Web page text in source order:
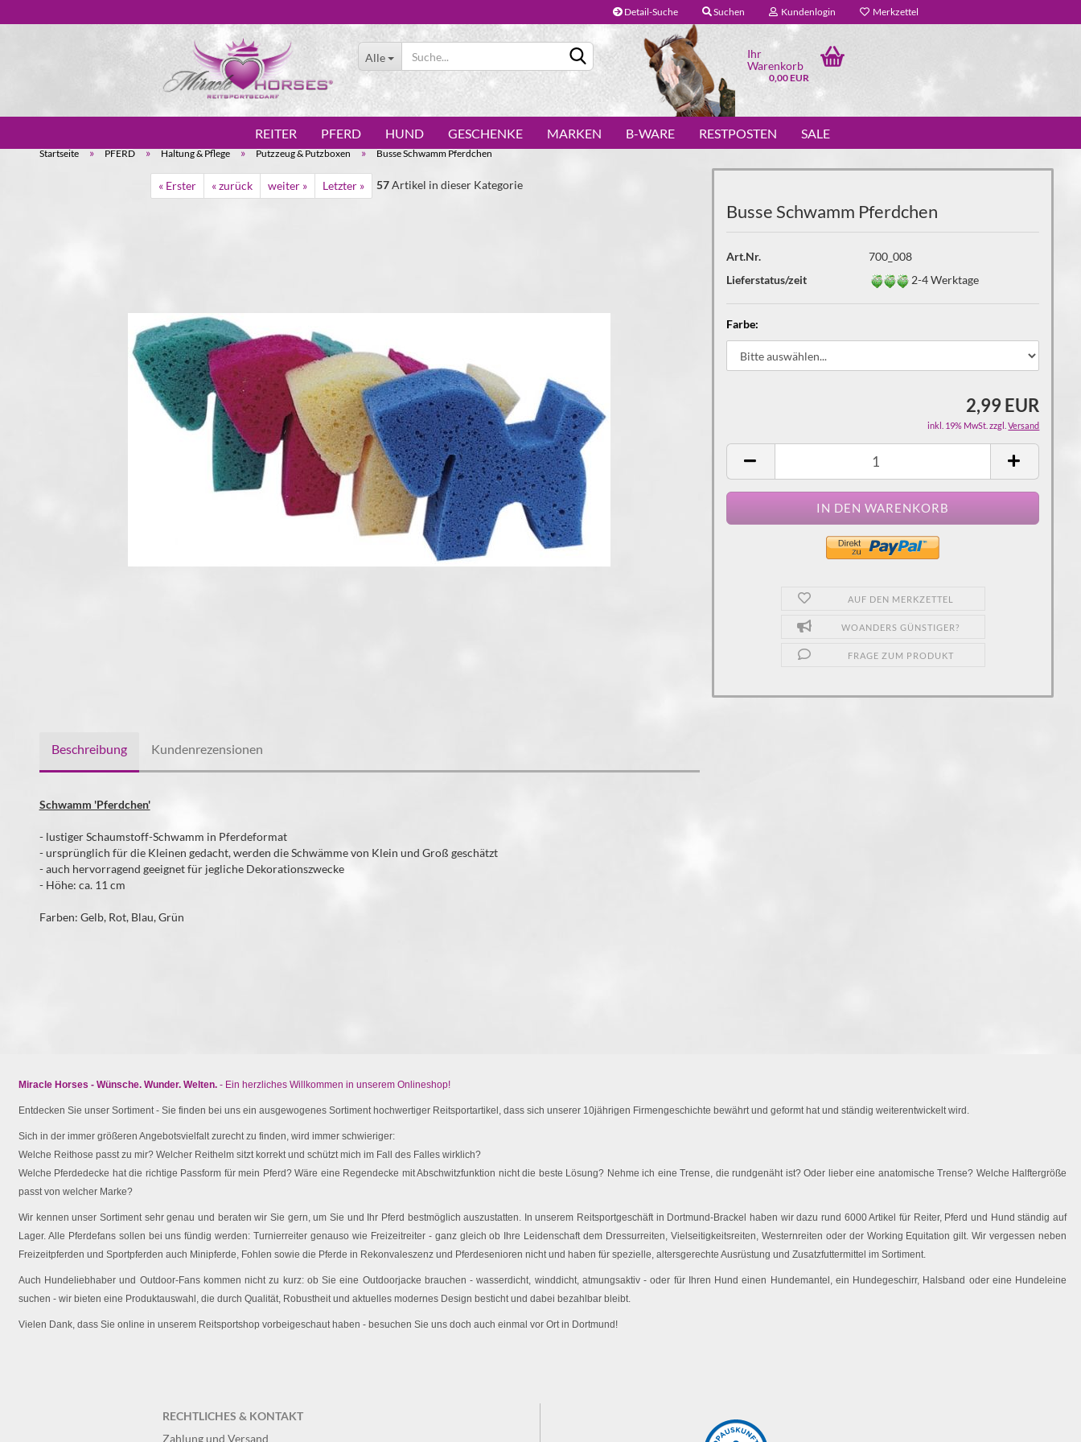
Detail-Suche Suchen Kundenlogin Merkzettel
Alle
Ihr
Warenkorb
0,00 EUR
REITER PFERD HUND GESCHENKE MARKEN B-WARE RESTPOSTEN SALE
Startseite » PFERD » Haltung & Pflege » Putzzeug & Putzboxen » Busse Schwamm Pferdchen
« Erster « zurück weiter » Letzter » 57Artikel in dieser Kategorie
Busse Schwamm Pferdchen
Art.Nr.
700_008
Lieferstatus/zeit
2-4 Werktage
Farbe:
2,99 EUR
inkl. 19% MwSt. zzgl.Versand
AUF DEN MERKZETTEL
WOANDERS GÜNSTIGER?
FRAGE ZUM PRODUKT
Beschreibung Kundenrezensionen
Schwamm 'Pferdchen'
- lustiger Schaumstoff-Schwamm in Pferdeformat
- ursprünglich für die Kleinen gedacht, werden die Schwämme von Klein und Groß geschätzt
- auch hervorragend geeignet für jegliche Dekorationszwecke
- Höhe: ca. 11 cm
Farben: Gelb, Rot, Blau, Grün
Miracle Horses - Wünsche. Wunder. Welten. - Ein herzliches Willkommen in unserem Onlineshop!
Entdecken Sie unser Sortiment - Sie finden bei uns ein ausgewogenes Sortiment hochwertiger Reitsportartikel, dass sich unserer 10jährigen Firmengeschichte bewährt und geformt hat und ständig weiterentwickelt wird.
Sich in der immer größeren Angebotsvielfalt zurecht zu finden, wird immer schwieriger:
Welche Reithose passt zu mir? Welcher Reithelm sitzt korrekt und schützt mich im Fall des Falles wirklich?
Welche Pferdedecke hat die richtige Passform für mein Pferd? Wäre eine Regendecke mit Abschwitzfunktion nicht die beste Lösung? Nehme ich eine Trense, die rundgenäht ist? Oder lieber eine anatomische Trense? Welche Halftergröße
passt von welcher Marke?
Wir kennen unser Sortiment sehr genau und beraten wir Sie gern, um Sie und Ihr Pferd bestmöglich auszustatten. In unserem Reitsportgeschäft in Dortmund-Brackel haben wir dazu rund 6000 Artikel für Reiter, Pferd und Hund ständig auf
Lager. Alle Pferdefans sollen bei uns fündig werden: Turnierreiter genauso wie Freizeitreiter - ganz gleich ob Ihre Leidenschaft dem Dressurreiten, Vielseitigkeitsreiten, Westernreiten oder der Working Equitation gilt. Wir vergessen neben
Freizeitpferden und Sportpferden auch Minipferde, Fohlen sowie die Pferde in Rekonvaleszenz und Pferdesenioren nicht und haben für spezielle, altersgerechte Ausrüstung und Zusatzfuttermittel im Sortiment.
Auch Hundeliebhaber und Outdoor-Fans kommen nicht zu kurz: ob Sie eine Outdoorjacke brauchen - wasserdicht, winddicht, atmungsaktiv - oder für Ihren Hund einen Hundemantel, ein Hundegeschirr, Halsband oder eine Hundeleine
suchen - wir bieten eine Produktauswahl, die durch Qualität, Robustheit und aktuelles modernes Design besticht und dabei bezahlbar bleibt.
Vielen Dank, dass Sie online in unserem Reitsportshop vorbeigeschaut haben - besuchen Sie uns doch auch einmal vor Ort in Dortmund!
RECHTLICHES & KONTAKT
Zahlung und Versand